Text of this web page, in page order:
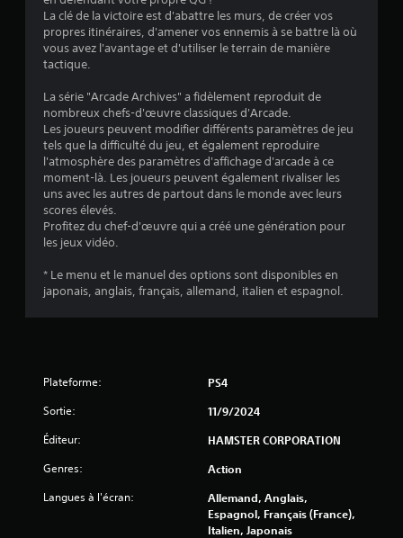
3
.
1
é
t
i
l
u
5
La clé de la victoire est d'abattre les murs, de créer vos
propres itinéraires, d'amener vos ennemis à se battre là où
vous avez l'avantage et d'utiliser le terrain de manière
tactique.
La série "Arcade Archives" a fidèlement reproduit de
nombreux chefs-d'œuvre classiques d'Arcade.
Les joueurs peuvent modifier différents paramètres de jeu
tels que la difficulté du jeu, et également reproduire
l'atmosphère des paramètres d'affichage d'arcade à ce
moment-là. Les joueurs peuvent également rivaliser les
uns avec les autres de partout dans le monde avec leurs
scores élevés.
Profitez du chef-d'œuvre qui a créé une génération pour
les jeux vidéo.
* Le menu et le manuel des options sont disponibles en
japonais, anglais, français, allemand, italien et espagnol.
Plateforme: PS4
Sortie: 11/9/2024
Éditeur: HAMSTER CORPORATION
Genres: Action
Langues à l'écran:
Allemand, Anglais,
Espagnol, Français (France),
Italien, Japonais